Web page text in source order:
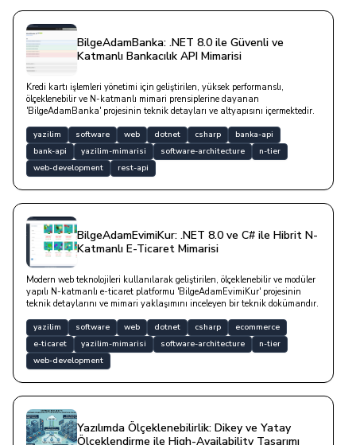
BilgeAdamBanka: .NET 8.0 ile Güvenli ve
Katmanlı Bankacılık API Mimarisi
Kredi kartı işlemleri yönetimi için geliştirilen, yüksek performanslı,
ölçeklenebilir ve N-katmanlı mimari prensiplerine dayanan
'BilgeAdamBanka' projesinin teknik detayları ve altyapısını içermektedir.
yazilim software web dotnet csharp
banka-api
bank-api
yazilim-mimarisi software-architecture
n-tier
web-development
rest-api
BilgeAdamEvimiKur: .NET 8.0 ve C# ile Hibrit N-
Katmanlı E-Ticaret Mimarisi
Modern web teknolojileri kullanılarak geliştirilen, ölçeklenebilir ve modüler
yapılı N-katmanlı e-ticaret platformu 'BilgeAdamEvimiKur' projesinin
teknik detaylarını ve mimari yaklaşımını inceleyen bir teknik dokümandır.
yazilim software web dotnet csharp
ecommerce
e-ticaret
yazilim-mimarisi software-architecture
n-tier
web-development
Yazılımda Ölçeklenebilirlik: Dikey ve Yatay
Ölçeklendirme ile High-Availability Tasarımı